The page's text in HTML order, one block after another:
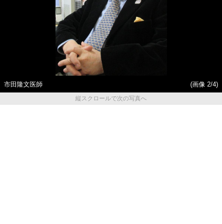
市田隆文医師
(画像 2/4)
縦スクロールで次の写真へ